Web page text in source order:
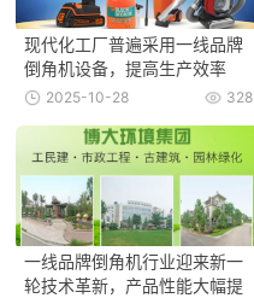
现代化工厂普遍采用一线品牌
倒角机设备，提高生产效率
328
2025-10-28
一线品牌倒角机行业迎来新一
轮技术革新，产品性能大幅提